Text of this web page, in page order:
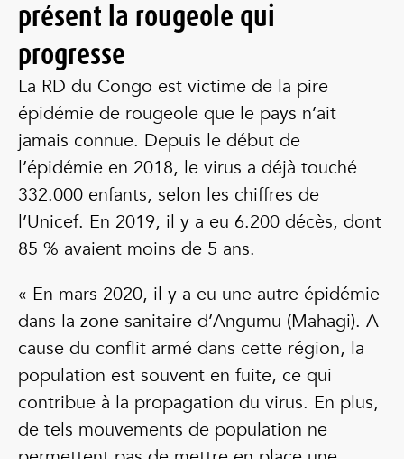
présent la rougeole qui
progresse
La RD du Congo est victime de la pire
épidémie de rougeole que le pays n’ait
jamais connue. Depuis le début de
l’épidémie en 2018, le virus a déjà touché
332.000 enfants, selon les chiffres de
l’Unicef. En 2019, il y a eu 6.200 décès, dont
85 % avaient moins de 5 ans.
« En mars 2020, il y a eu une autre épidémie
dans la zone sanitaire d’Angumu (Mahagi). A
cause du conflit armé dans cette région, la
population est souvent en fuite, ce qui
contribue à la propagation du virus. En plus,
de tels mouvements de population ne